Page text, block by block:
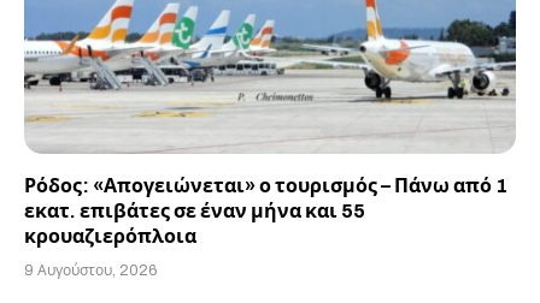
Ρόδος: «Απογειώνεται» ο τουρισμός – Πάνω από 1
εκατ. επιβάτες σε έναν μήνα και 55
κρουαζιερόπλοια
9 Αυγούστου, 2026